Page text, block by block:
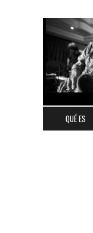
QUÉ ES